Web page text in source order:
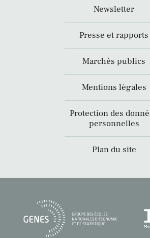
Newsletter
Presse et rapports
Marchés publics
Mentions légales
Protection des
personnelles
Plan du site